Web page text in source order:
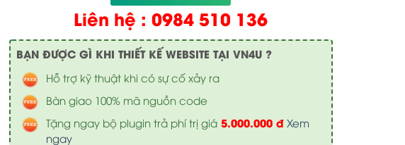
Liên hệ : 0984 510 136
BẠN ĐƯỢC GÌ KHI THIẾT KẾ WEBSITE TẠI VN4U ?
Hỗ trợ kỹ thuật khi có sự cố xảy ra
Bàn giao 100% mã nguồn code
Tặng ngay bộ plugin trả phí trị giá5.000.000 đ Xem
ngay